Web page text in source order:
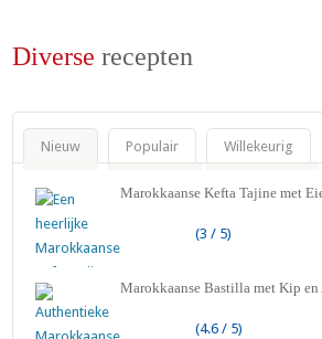
Diverse recepten
Nieuw Populair Willekeurig
Marokkaanse Kefta Tajine met
(3 / 5)
Marokkaanse Bastilla met Kip en
(4.6 / 5)